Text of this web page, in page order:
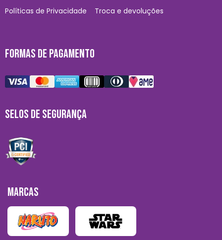
Políticas de Privacidade Troca e devoluções
FORMAS DE PAGAMENTO
SELOS DE SEGURANÇA
MARCAS